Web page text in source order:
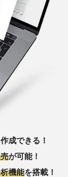
成できる！
が可能！
機能を搭載！